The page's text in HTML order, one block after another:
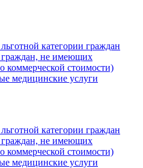
категории граждан
граждан, не имеющих
стоимости)
медицинские услуги
категории граждан
граждан, не имеющих
стоимости)
медицинские услуги